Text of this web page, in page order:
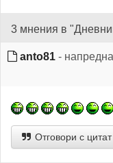
3 мнения в
anto81 -
Отговори с цитат